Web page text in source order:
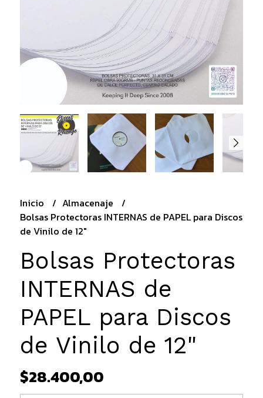
Inicio
Almacenaje
Bolsas Protectoras INTERNAS de PAPEL para Discos
de Vinilo de 12"
Bolsas Protectoras
INTERNAS de
PAPEL para Discos
de Vinilo de 12"
$28.400,00